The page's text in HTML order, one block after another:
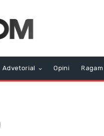
Advetorial Opini Ragam